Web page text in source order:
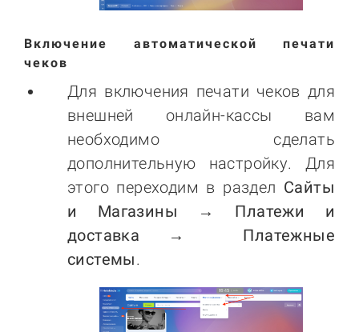
Включение автоматической печати
чеков
Для включения печати чеков для
внешней онлайн-кассы вам
необходимо сделать
дополнительную настройку. Для
этого переходим в раздел Сайты
и Магазины → Платежи и
доставка → Платежные
системы.